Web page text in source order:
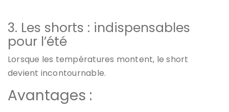
3. Les shorts : indispensables
pour l’été
Lorsque les températures montent, le short
devient incontournable.
Avantages :